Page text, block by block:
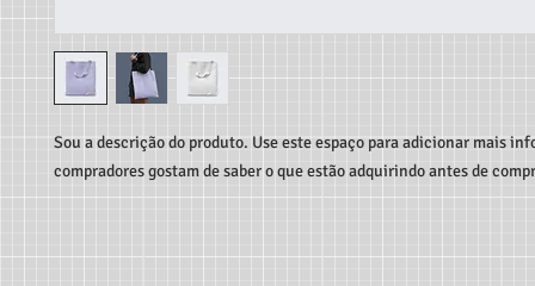
Sou a descrição do produto. Use este espaço para adicionar mais
compradores gostam de saber o que estão adquirindo antes de